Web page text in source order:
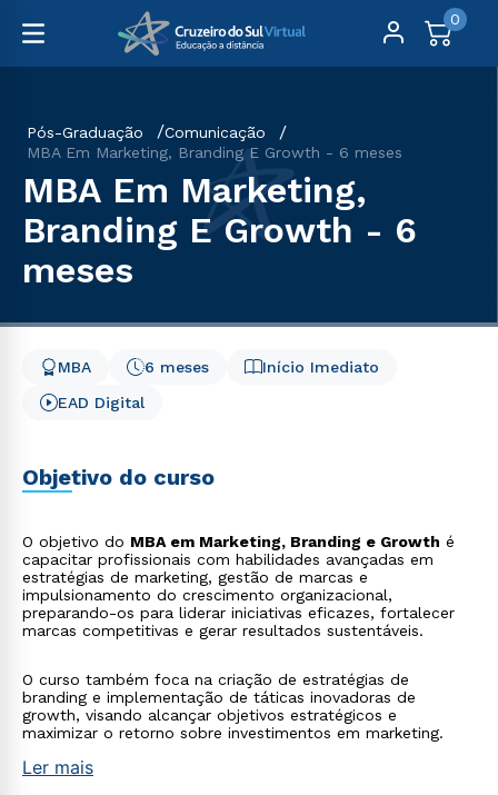
0
Pós-Graduação
Comunicação
MBA Em Marketing, Branding E Growth - 6 meses
MBA Em Marketing,
Branding E Growth - 6
meses
Início Imediato
6 meses
MBA
EAD Digital
Objetivo do curso
O objetivo do MBA em Marketing, Branding e Growth é
capacitar profissionais com habilidades avançadas em
estratégias de marketing, gestão de marcas e
impulsionamento do crescimento organizacional,
preparando-os para liderar iniciativas eficazes, fortalecer
marcas competitivas e gerar resultados sustentáveis.
O curso também foca na criação de estratégias de
branding e implementação de táticas inovadoras de
growth, visando alcançar objetivos estratégicos e
maximizar o retorno sobre investimentos em marketing.
Ler mais